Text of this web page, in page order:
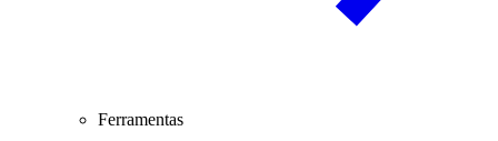
Ferramentas